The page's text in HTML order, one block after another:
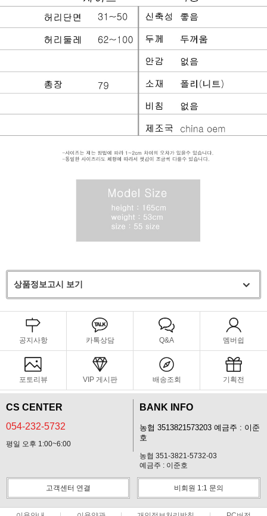
상품정보고시 보기
공지사항 카톡상담 Q&A 멤버쉽
포토리뷰 VIP 게시판 배송조회 기획전
CS CENTER
054-232-5732
평일 오후 1:00~6:00
BANK INFO
농협 3513821573203 예금주 : 이준
호
농협 351-3821-5732-03
예금주 : 이준호
고객센터 연결 비회원 1:1 문의